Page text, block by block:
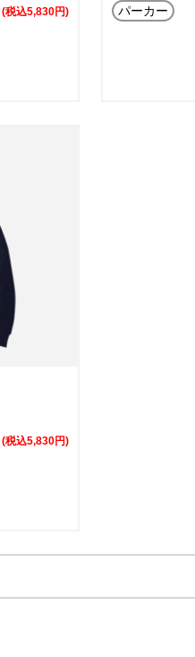
(税込5,830円) パーカー
(税込5,830円)